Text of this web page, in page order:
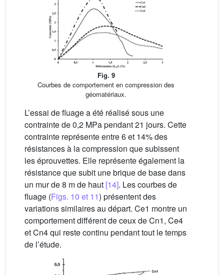
Fig. 9
Courbes de comportement en compression des
géomatériaux.
L’essai de fluage a été réalisé sous une
contrainte de 0,2 MPa pendant 21 jours. Cette
contrainte représente entre 6 et 14% des
résistances à la compression que subissent
les éprouvettes. Elle représente également la
résistance que subit une brique de base dans
un mur de 8 m de haut [14]. Les courbes de
fluage (Figs. 10 et 11) présentent des
variations similaires au départ. Ce1 montre un
comportement différent de ceux de Cn1, Ce4
et Cn4 qui reste continu pendant tout le temps
de l’étude.